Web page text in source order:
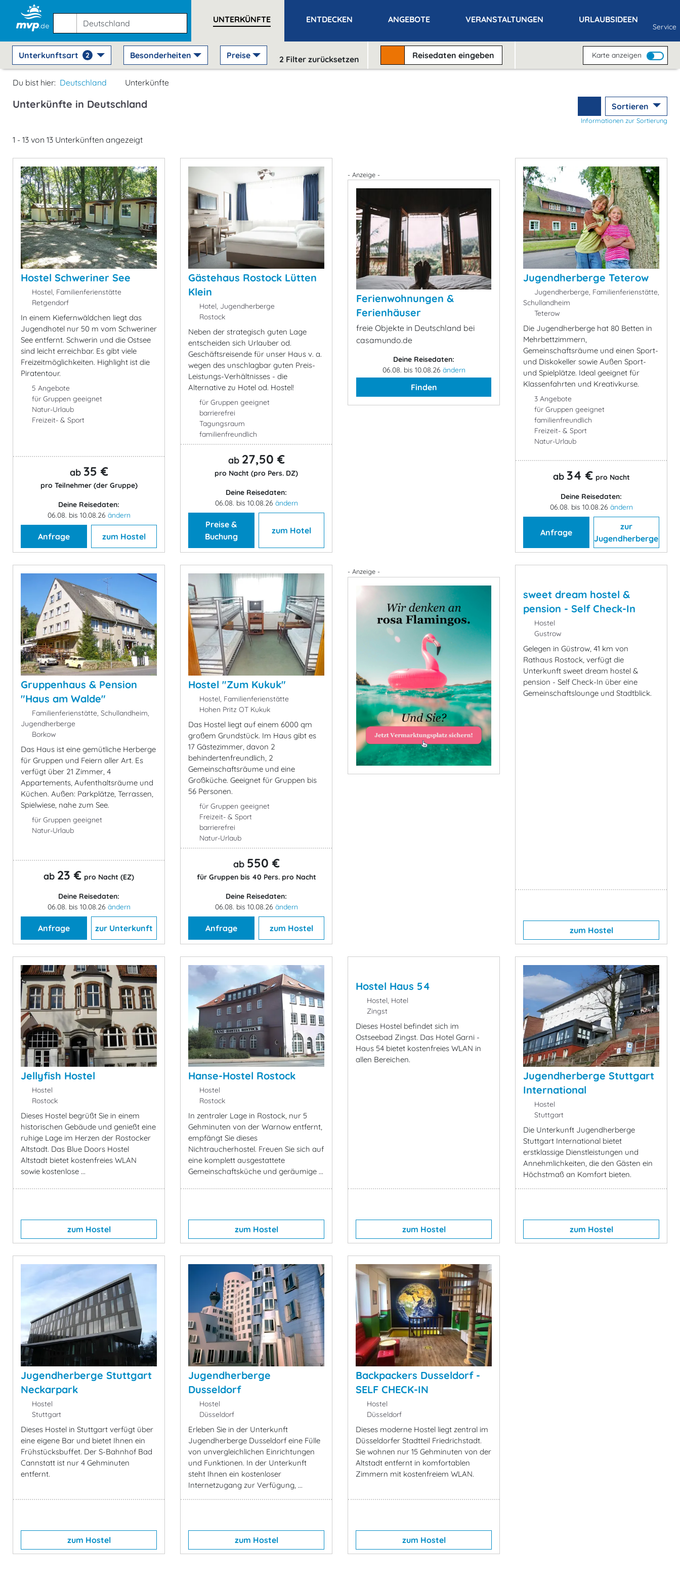
UNTERKÜNFTE ENTDECKEN ANGEBOTE VERANSTALTUNGEN URLAUBSIDEEN
Service
Unterkunftsart 2 Besonderheiten Preise 2 Filter zurücksetzen Reisedateneingeben Karte anzeigen
Du bist hier: Deutschland Unterkünfte
Unterkünfte in Deutschland Sortieren
Informationen zur Sortierung
1 - 13 von 13 Unterkünften angezeigt
Hostel Schweriner See
Hostel, Familienferienstätte
Retgendorf
In einem Kiefernwäldchen liegt das
Jugendhotel nur 50 m vom Schweriner
See entfernt. Schwerin und die Ostsee
sind leicht erreichbar. Es gibt viele
Freizeitmöglichkeiten. Highlight ist die
Piratentour.
5 Angebote
für Gruppen geeignet
Natur-Urlaub
Freizeit- & Sport
ab 35 €
pro Teilnehmer (der Gruppe)
Deine Reisedaten:
06.08. bis 10.08.26 ändern
Anfrage zum Hostel
Gästehaus Rostock Lütten
Klein
Hotel, Jugendherberge
Rostock
Neben der strategisch guten Lage
entscheiden sich Urlauber od.
Geschäftsreisende für unser Haus v. a.
wegen des unschlagbar guten Preis-
Leistungs-Verhältnisses - die
Alternative zu Hotel od. Hostel!
für Gruppen geeignet
barrierefrei
Tagungsraum
familienfreundlich
ab 27,50 €
pro Nacht (pro Pers. DZ)
Deine Reisedaten:
06.08. bis 10.08.26 ändern
Preise &
Buchung
zum Hotel
- Anzeige -
Ferienwohnungen &
Ferienhäuser
freie Objekte in Deutschland bei
casamundo.de
Deine Reisedaten:
06.08. bis 10.08.26 ändern
Finden
Jugendherberge Teterow
Jugendherberge, Familienferienstätte,
Schullandheim
Teterow
Die Jugendherberge hat 80 Betten in
Mehrbettzimmern,
Gemeinschaftsräume und einen Sport-
und Diskokeller sowie Außen Sport-
und Spielplätze. Ideal geeignet für
Klassenfahrten und Kreativkurse.
3 Angebote
für Gruppen geeignet
familienfreundlich
Freizeit- & Sport
Natur-Urlaub
ab 34 € pro Nacht
Deine Reisedaten:
06.08. bis 10.08.26 ändern
Anfrage
zur
Jugendherberge
Gruppenhaus & Pension
"Haus am Walde"
Familienferienstätte, Schullandheim,
Jugendherberge
Borkow
Das Haus ist eine gemütliche Herberge
für Gruppen und Feiern aller Art. Es
verfügt über 21 Zimmer, 4
Appartements, Aufenthaltsräume und
Küchen. Außen: Parkplätze, Terrassen,
Spielwiese, nahe zum See.
für Gruppen geeignet
Natur-Urlaub
ab 23 € pro Nacht (EZ)
Deine Reisedaten:
06.08. bis 10.08.26 ändern
Anfrage zur Unterkunft
Hostel "Zum Kukuk"
Hostel, Familienferienstätte
Hohen Pritz OT Kukuk
Das Hostel liegt auf einem 6000 qm
großem Grundstück. Im Haus gibt es
17 Gästezimmer, davon 2
behindertenfreundlich, 2
Gemeinschaftsräume und eine
Großküche. Geeignet für Gruppen bis
56 Personen.
für Gruppen geeignet
Freizeit- & Sport
barrierefrei
Natur-Urlaub
ab 550 €
für Gruppen bis 40 Pers. pro Nacht
Deine Reisedaten:
06.08. bis 10.08.26 ändern
Anfrage zum Hostel
- Anzeige -
sweet dream hostel &
pension - Self Check-In
Hostel
Gustrow
Gelegen in Güstrow, 41 km von
Rathaus Rostock, verfügt die
Unterkunft sweet dream hostel &
pension - Self Check-In über eine
Gemeinschaftslounge und Stadtblick.
zum Hostel
Jellyfish Hostel
Hostel
Rostock
Dieses Hostel begrüßt Sie in einem
historischen Gebäude und genießt eine
ruhige Lage im Herzen der Rostocker
Altstadt. Das Blue Doors Hostel
Altstadt bietet kostenfreies WLAN
sowie kostenlose ...
zum Hostel
Hanse-Hostel Rostock
Hostel
Rostock
In zentraler Lage in Rostock, nur 5
Gehminuten von der Warnow entfernt,
empfängt Sie dieses
Nichtraucherhostel. Freuen Sie sich auf
eine komplett ausgestattete
Gemeinschaftsküche und geräumige ...
zum Hostel
Hostel Haus 54
Hostel, Hotel
Zingst
Dieses Hostel befindet sich im
Ostseebad Zingst. Das Hotel Garni -
Haus 54 bietet kostenfreies WLAN in
allen Bereichen.
zum Hostel
Jugendherberge Stuttgart
International
Hostel
Stuttgart
Die Unterkunft Jugendherberge
Stuttgart International bietet
erstklassige Dienstleistungen und
Annehmlichkeiten, die den Gästen ein
Höchstmaß an Komfort bieten.
zum Hostel
Jugendherberge Stuttgart
Neckarpark
Hostel
Stuttgart
Dieses Hostel in Stuttgart verfügt über
eine eigene Bar und bietet Ihnen ein
Frühstücksbuffet. Der S-Bahnhof Bad
Cannstatt ist nur 4 Gehminuten
entfernt.
zum Hostel
Jugendherberge
Dusseldorf
Hostel
Düsseldorf
Erleben Sie in der Unterkunft
Jugendherberge Dusseldorf eine Fülle
von unvergleichlichen Einrichtungen
und Funktionen. In der Unterkunft
steht Ihnen ein kostenloser
Internetzugang zur Verfügung, ...
zum Hostel
Backpackers Dusseldorf -
SELF CHECK-IN
Hostel
Düsseldorf
Dieses moderne Hostel liegt zentral im
Düsseldorfer Stadtteil Friedrichstadt.
Sie wohnen nur 15 Gehminuten von der
Altstadt entfernt in komfortablen
Zimmern mit kostenfreiem WLAN.
zum Hostel